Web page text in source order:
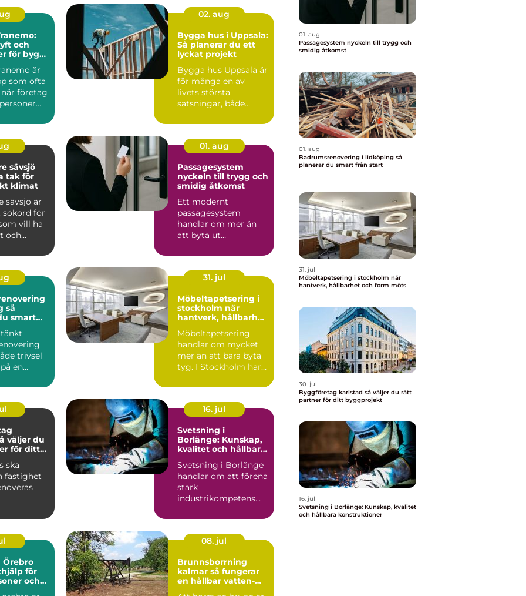
och
för bygg
är
som ofta
företag
02. aug
Bygga hus i Uppsala:
Så planerar du ett
lyckat projekt
Bygga hus Uppsala är
för många en av
livets största
satsningar, både
sävsjö
tak för
klimat
sävsjö är
för
vill ha
och
01. aug
Passagesystem
nyckeln till trygg och
smidig åtkomst
Ett modernt
passagesystem
handlar om mer än
att byta ut
en bricka eller mobil.
Rät...
smart
trivsel
en
31. jul
Möbeltapetsering i
stockholm när
hantverk, hållbarhet
Möbeltapetsering
handlar om mycket
mer än att bara byta
tyg. I Stockholm har
...
för ditt
ska
fastighet
16. jul
Svetsning i
Borlänge: Kunskap,
kvalitet och hållbara
Svetsning i Borlänge
handlar om att förena
stark
industrikompetens
probleml&o...
för
och
08. jul
Brunnsborrning
kalmar så fungerar
en hållbar vatten-
01. aug
Passagesystem nyckeln till trygg och
smidig åtkomst
01. aug
Badrumsrenovering i lidköping så
planerar du smart från start
31. jul
Möbeltapetsering i stockholm när
hantverk, hållbarhet och form möts
30. jul
Byggföretag karlstad så väljer du rätt
partner för ditt byggprojekt
16. jul
Svetsning i Borlänge: Kunskap, kvalitet
och hållbara konstruktioner